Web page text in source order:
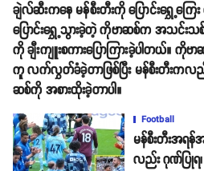
ချဲလ်ဆီးကနေ မန်စီးတီးကို ပြောင်းရွှေ့ကြေး
ပြောင်းရွှေ့သွားခဲ့တဲ့ ကိုဗာဆစ်က အသင်းသ
ကို ချီးကျူးစကားပြောကြားခဲ့ပါတယ်
ကူ လက်လွှတ်ခံခဲ့တာဖြစ်ပြီး မန်စီးတီးကလ
ဆစ်ကို အစားထိုးခဲ့တာပါ။
Football
မန်စီးတီးအရန်
လည်း ဂုဏ်ပြုရ